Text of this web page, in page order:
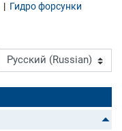
Гидро форсунки